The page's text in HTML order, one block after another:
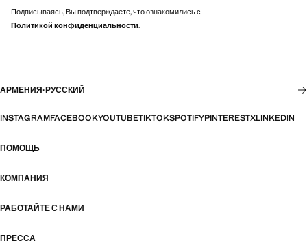
Подписываясь, Вы подтверждаете, что ознакомились с
Политикой конфиденциальности.
АРМЕНИЯ·РУССКИЙ
INSTAGRAMFACEBOOKYOUTUBETIKTOKSPOTIFYPINTERESTXLINKEDIN
ПОМОЩЬ
КОМПАНИЯ
РАБОТАЙТЕ С НАМИ
ПРЕССА